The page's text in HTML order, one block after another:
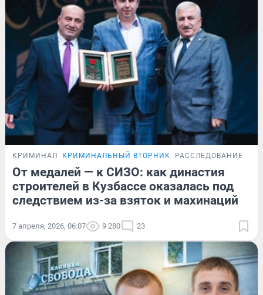
КРИМИНАЛ КРИМИНАЛЬНЫЙ ВТОРНИК РАССЛЕДОВАНИЕ
От медалей — к СИЗО: как династия
строителей в Кузбассе оказалась под
следствием из-за взяток и махинаций
7 апреля, 2026, 06:07 9 280 23